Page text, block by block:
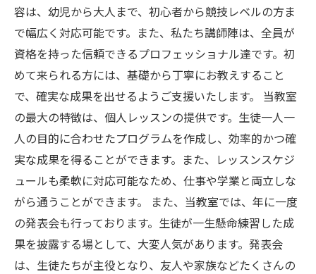
容は、幼児から大人まで、初心者から競技レベルの方ま
で幅広く対応可能です。また、私たち講師陣は、全員が
資格を持った信頼できるプロフェッショナル達です。初
めて来られる方には、基礎から丁寧にお教えすること
で、確実な成果を出せるようご支援いたします。 当教室
の最大の特徴は、個人レッスンの提供です。生徒一人一
人の目的に合わせたプログラムを作成し、効率的かつ確
実な成果を得ることができます。また、レッスンスケジ
ュールも柔軟に対応可能なため、仕事や学業と両立しな
がら通うことができます。 また、当教室では、年に一度
の発表会も行っております。生徒が一生懸命練習した成
果を披露する場として、大変人気があります。発表会
は、生徒たちが主役となり、友人や家族などたくさんの